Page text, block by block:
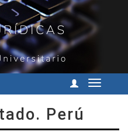
Cambiar
Perú